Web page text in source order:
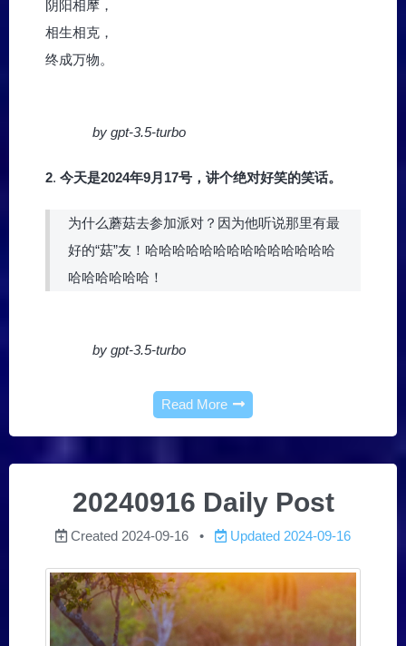
阴阳相摩，
相生相克，
终成万物。
by gpt-3.5-turbo
2. 今天是2024年9月17号，讲个绝对好笑的笑话。
为什么蘑菇去参加派对？因为他听说那里有最
好的“菇”友！哈哈哈哈哈哈哈哈哈哈哈哈哈哈
哈哈哈哈哈哈！
by gpt-3.5-turbo
Read More
20240916 Daily Post
Created 2024-09-16 Updated 2024-09-16